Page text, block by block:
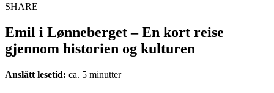
SHARE
Emil i Lønneberget – En kort reise
gjennom historien og kulturen
Anslått lesetid: ca. 5 minutter